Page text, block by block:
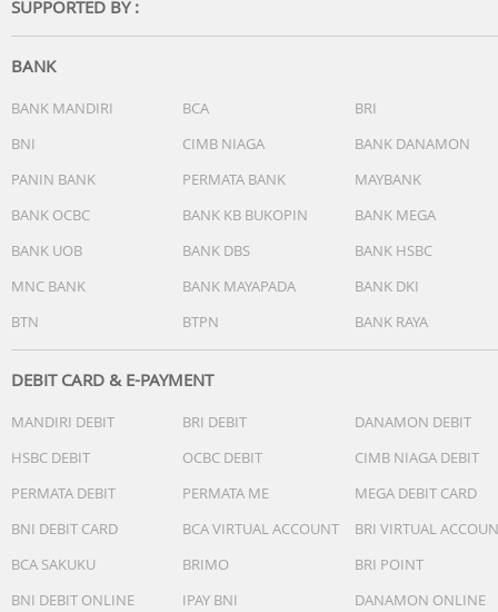
Navigasi Akurat:
Didukung GPS dual-band dan sistem navigasi lengkap:
pelacakan lokasi yang lebih akurat.
Daya Tahan Baterai:
Hingga 7 hari penggunaan normal.
Hingga 4 hari dengan fitur Always-On Display aktif.
NFC Support
Bluetooth 6.0
Rotating Crown dan Side Button
Kompatibel Android 9.0 ke atas dan iOS 13.0 ke atas
Spesifikasi:
Lingkar pergelangan tangan: 130–210 mm
Suhu operasional: –20? hingga +45?
SUPPORTED BY :
BANK
BANK MANDIRI BCA
BRI
BNI
CIMB NIAGA
BANK DANAMON
PANIN BANK
PERMATA BANK
MAYBANK
BANK OCBC
BANK KB BUKOPIN
BANK MEGA
BANK UOB
BANK DBS
BANK HSBC
MNC BANK
BANK MAYAPADA
BANK DKI
BTN
BTPN BANK RAYA
DEBIT CARD & E-PAYMENT
MANDIRI DEBIT BRI DEBIT
DANAMON DEBIT
HSBC DEBIT
OCBC DEBIT
CIMB NIAGA DEBIT
PERMATA DEBIT
PERMATA ME
MEGA DEBIT CARD
BNI DEBIT CARD
BCA VIRTUAL ACCOUNT
BRI VIRTUAL
BCA SAKUKU
BRIMO
BRI POINT
BNI DEBIT ONLINE
IPAY BNI
DANAMON ONLINE